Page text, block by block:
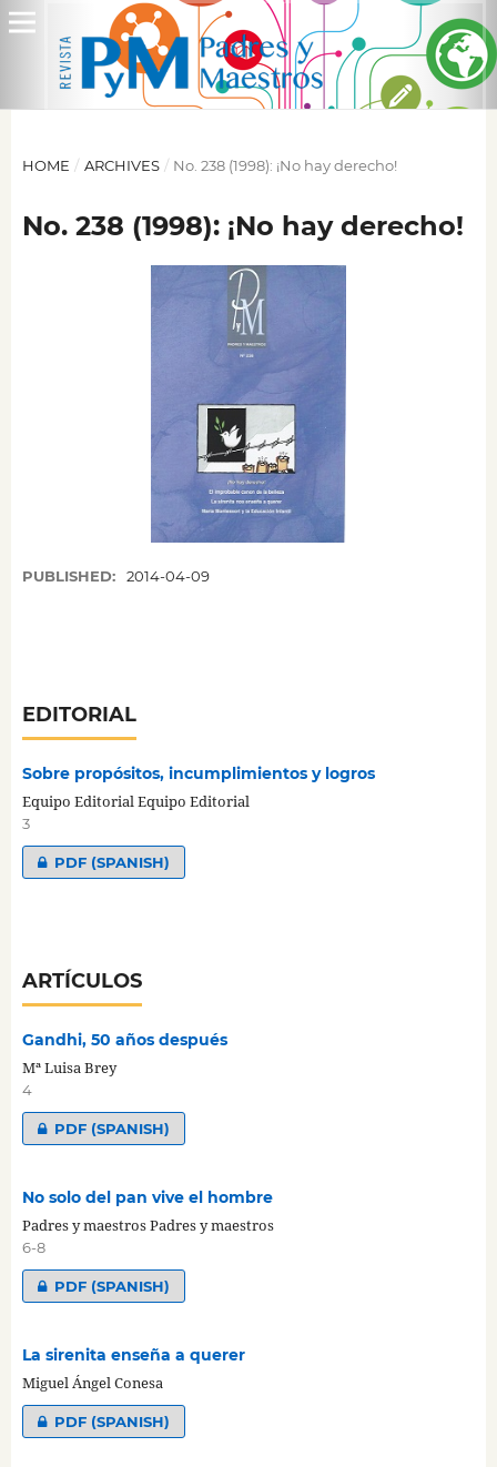
HOME / ARCHIVES / No. 238 (1998): ¡No hay derecho!
No. 238 (1998): ¡No hay derecho!
PUBLISHED: 2014-04-09
EDITORIAL
Sobre propósitos, incumplimientos y logros
Equipo Editorial Equipo Editorial
3
PDF (SPANISH)
ARTÍCULOS
Gandhi, 50 años después
Mª Luisa Brey
4
PDF (SPANISH)
No solo del pan vive el hombre
Padres y maestros Padres y maestros
6-8
PDF (SPANISH)
La sirenita enseña a querer
Miguel Ángel Conesa
PDF (SPANISH)